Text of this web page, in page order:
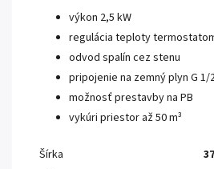
výkon 2,5 kW
regulácia teploty
odvod spalín cez stenu
pripojenie na zemný plyn G 1/
možnosť prestavby na PB
vykúri priestor až 50 m³
Šírka